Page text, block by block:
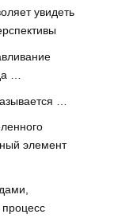
увидеть
…
…
элемент